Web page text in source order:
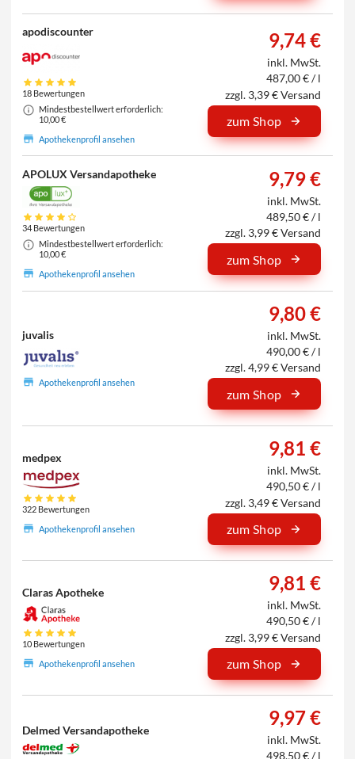
apodiscounter
18 Bewertungen
Mindestbestellwert erforderlich:
10,00 €
Apothekenprofil ansehen
9,74 €
inkl. MwSt.
487,00 € / l
zzgl. 3,39 € Versand
zum Shop
APOLUX Versandapotheke
34 Bewertungen
Mindestbestellwert erforderlich:
10,00 €
Apothekenprofil ansehen
9,79 €
inkl. MwSt.
489,50 € / l
zzgl. 3,99 € Versand
zum Shop
juvalis
Apothekenprofil ansehen
9,80 €
inkl. MwSt.
490,00 € / l
zzgl. 4,99 € Versand
zum Shop
medpex
322 Bewertungen
Apothekenprofil ansehen
9,81 €
inkl. MwSt.
490,50 € / l
zzgl. 3,49 € Versand
zum Shop
Claras Apotheke
10 Bewertungen
Apothekenprofil ansehen
9,81 €
inkl. MwSt.
490,50 € / l
zzgl. 3,99 € Versand
zum Shop
Delmed Versandapotheke
9,97 €
inkl. MwSt.
498,50 € / l